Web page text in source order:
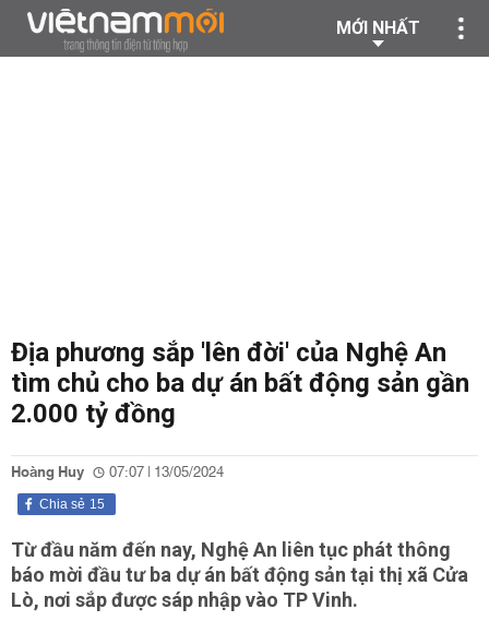
MỚI NHẤT
Địa phương sắp 'lên đời' của Nghệ An
tìm chủ cho ba dự án bất động sản gần
2.000 tỷ đồng
Hoàng Huy 07:07 | 13/05/2024
15
Chia sẻ
Từ đầu năm đến nay, Nghệ An liên tục phát thông
báo mời đầu tư ba dự án bất động sản tại thị xã Cửa
Lò, nơi sắp được sáp nhập vào TP Vinh.